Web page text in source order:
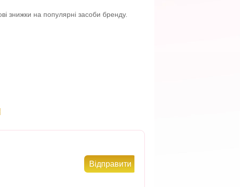
знижки на популярні засоби бренду.